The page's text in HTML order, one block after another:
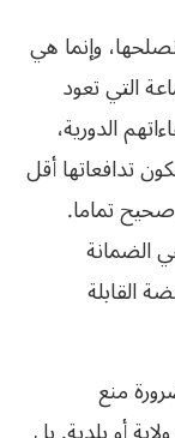
وإنما هي
التي تعود
الدورية،
تدافعاتها أقل
تماما.
الضمانة
القابلة
منع